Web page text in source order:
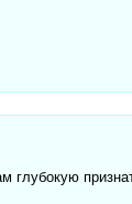
глубокую